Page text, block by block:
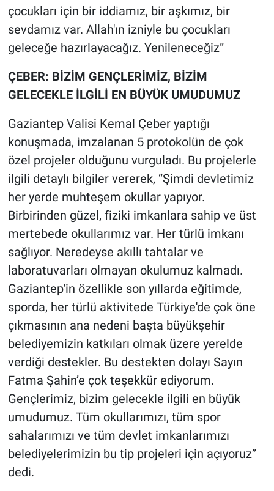
çocukları için bir iddiamız, bir aşkımız, bir
sevdamız var. Allah'ın izniyle bu çocukları
geleceğe hazırlayacağız. Yenileneceğiz”
ÇEBER: BİZİM GENÇLERİMİZ, BİZİM
GELECEKLE İLGİLİ EN BÜYÜK UMUDUMUZ
Gaziantep Valisi Kemal Çeber yaptığı
konuşmada, imzalanan 5 protokolün de çok
özel projeler olduğunu vurguladı. Bu projelerle
ilgili detaylı bilgiler vererek, “Şimdi devletimiz
her yerde muhteşem okullar yapıyor.
Birbirinden güzel, fiziki imkanlara sahip ve üst
mertebede okullarımız var. Her türlü imkanı
sağlıyor. Neredeyse akıllı tahtalar ve
laboratuvarları olmayan okulumuz kalmadı.
Gaziantep'in özellikle son yıllarda eğitimde,
sporda, her türlü aktivitede Türkiye'de çok öne
çıkmasının ana nedeni başta büyükşehir
belediyemizin katkıları olmak üzere yerelde
verdiği destekler. Bu destekten dolayı Sayın
Fatma Şahin’e çok teşekkür ediyorum.
Gençlerimiz, bizim gelecekle ilgili en büyük
umudumuz. Tüm okullarımızı, tüm spor
sahalarımızı ve tüm devlet imkanlarımızı
belediyelerimizin bu tip projeleri için açıyoruz”
dedi.